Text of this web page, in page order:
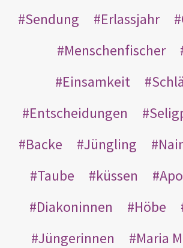
Sendung
Erlassjahr
Menschenfischer
Einsamkeit
Entscheidungen
Backe
Jüngling
Taube
küssen
Diakoninnen
Höbe
Jüngerinnen
Maria